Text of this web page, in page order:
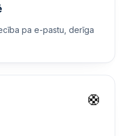
pa e-pastu, derīga
🛟